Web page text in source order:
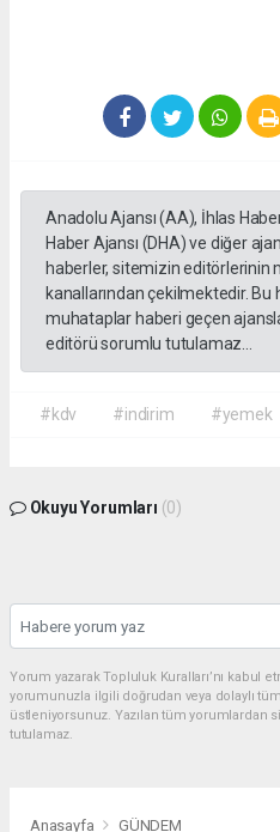
Anadolu Ajansı (AA), İhlas
Haber Ajansı (DHA) ve diğer
haberler, sitemizin editörlerinin
kanallarından çekilmektedir.
muhataplar haberi geçen
editörü sorumlu tutulamaz...
#kdv #indirim #yemek
Okuyu Yorumları (0)
Yorum yazarak Topluluk Kuralları’nı kabul
yorumunuzla ilgili doğrudan veya dolaylı
üstleniyorsunuz. Yazılan tüm
tutulamaz.
Anasayfa GÜNDEM